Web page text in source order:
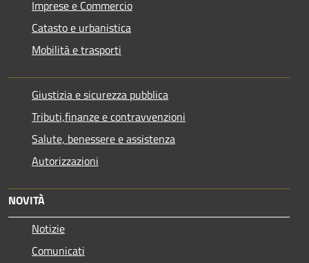
Imprese e Commercio
Catasto e urbanistica
Mobilità e trasporti
Giustizia e sicurezza pubblica
Tributi,finanze e contravvenzioni
Salute, benessere e assistenza
Autorizzazioni
NOVITÀ
Notizie
Comunicati